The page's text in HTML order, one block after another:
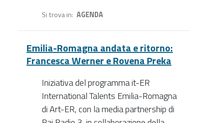
Si trova in AGENDA
Emilia-Romagna andata e ritorno:
Francesca Werner e Rovena Preka
Iniziativa del programma it-ER
International Talents Emilia-Romagna
di Art-ER, con la media partnership di